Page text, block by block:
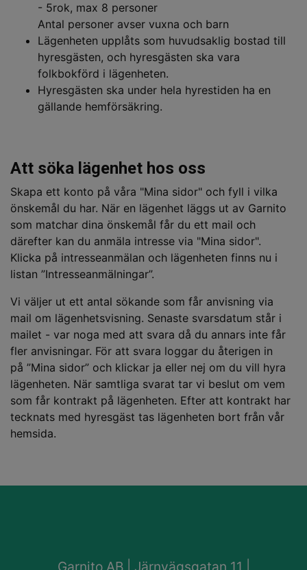
- 5rok, max 8 personer
Antal personer avser vuxna och barn
Lägenheten upplåts som huvudsaklig bostad till
hyresgästen, och hyresgästen ska vara
folkbokförd i lägenheten.
Hyresgästen ska under hela hyrestiden ha en
gällande hemförsäkring.
Att söka lägenhet hos oss
Skapa ett konto på våra "Mina sidor" och fyll i vilka
önskemål du har. När en lägenhet läggs ut av Garnito
som matchar dina önskemål får du ett mail och
därefter kan du anmäla intresse via "Mina sidor".
Klicka på intresseanmälan och lägenheten finns nu i
listan ”Intresseanmälningar”.
Vi väljer ut ett antal sökande som får anvisning via
mail om lägenhetsvisning. Senaste svarsdatum står i
mailet - var noga med att svara då du annars inte får
fler anvisningar. För att svara loggar du återigen in
på ”Mina sidor” och klickar ja eller nej om du vill hyra
lägenheten. När samtliga svarat tar vi beslut om vem
som får kontrakt på lägenheten. Efter att kontrakt har
tecknats med hyresgäst tas lägenheten bort från vår
hemsida.
Garnito AB | Järnvägsgatan 11 |